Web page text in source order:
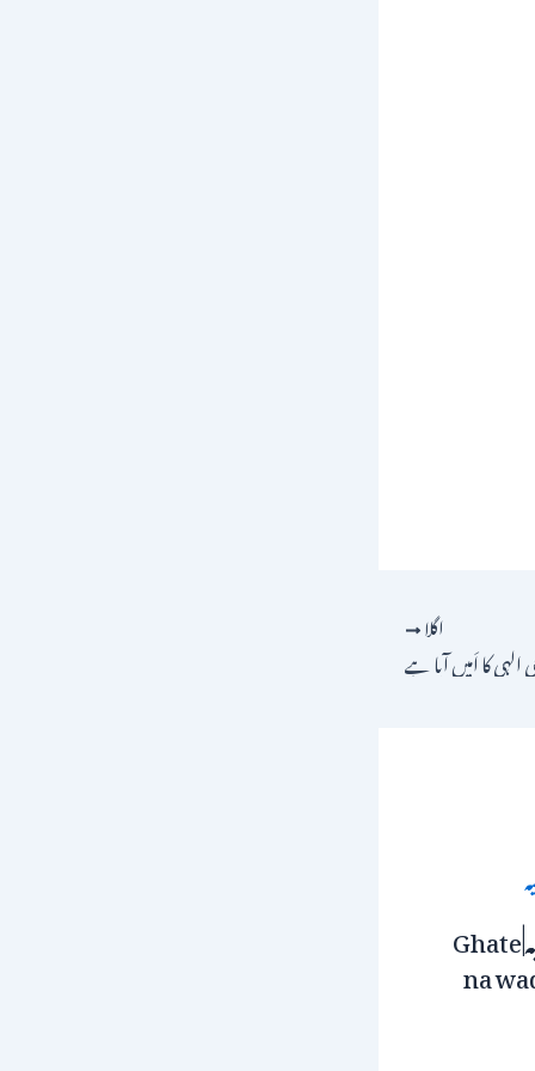
اگلا
الہی کا اَمیں آیا ہے
گَھٹے نہ وقار علیمیہ|Ghate
na